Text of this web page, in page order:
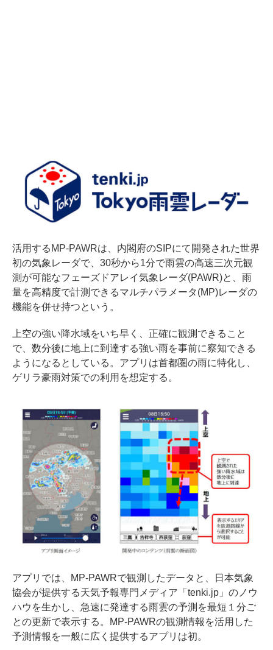
活用するMP-PAWRは、内閣府のSIPにて開発された世界
初の気象レーダで、30秒から1分で雨雲の高速三次元観
測が可能なフェーズドアレイ気象レーダ(PAWR)と、雨
量を高精度で計測できるマルチパラメータ(MP)レーダの
機能を併せ持つという。
上空の強い降水域をいち早く、正確に観測できること
で、数分後に地上に到達する強い雨を事前に察知できる
ようになるとしている。アプリは首都圏の雨に特化し、
ゲリラ豪雨対策での利用を想定する。
アプリでは、MP-PAWRで観測したデータと、日本気象
協会が提供する天気予報専門メディア「tenki.jp」のノウ
ハウを生かし、急速に発達する雨雲の予測を最短１分ご
との更新で表示する。MP-PAWRの観測情報を活用した
予測情報を一般に広く提供するアプリは初。